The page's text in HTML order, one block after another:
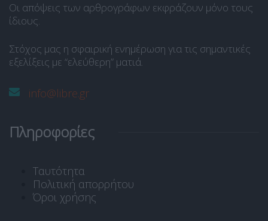
Οι απόψεις των αρθρογράφων εκφράζουν μόνο τους
ίδιους.
Στόχος μας η σφαιρική ενημέρωση για τις σημαντικές
εξελίξεις με “ελεύθερη” ματιά.
info@libre.gr
Πληροφορίες
Ταυτότητα
Πολιτική απορρήτου
Όροι χρήσης